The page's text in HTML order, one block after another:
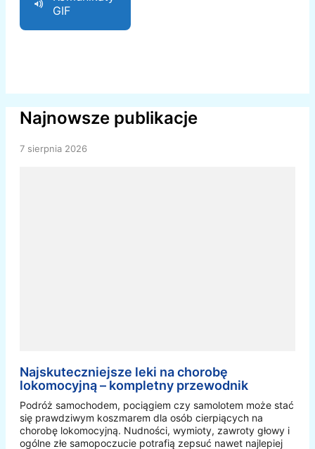
GIF
Najnowsze publikacje
7 sierpnia 2026
Najskuteczniejsze leki na chorobę
lokomocyjną – kompletny przewodnik
Podróż samochodem, pociągiem czy samolotem może stać
się prawdziwym koszmarem dla osób cierpiących na
chorobę lokomocyjną. Nudności, wymioty, zawroty głowy i
ogólne złe samopoczucie potrafią zepsuć nawet najlepiej